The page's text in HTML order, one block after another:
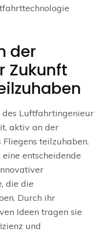
der
Zukunft
Luftfahrtingenieur
aktiv an der
teilzuhaben.
entscheidende
die die
Durch ihr
Ideen tragen sie
und